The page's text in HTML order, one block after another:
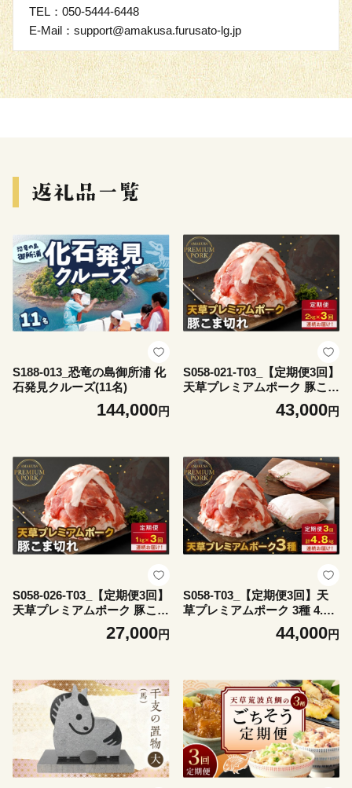
TEL：050-5444-6448
E-Mail：support@amakusa.furusato-lg.jp
S188-013_恐竜の島御所浦 化
石発見クルーズ(11名)
144,000円
S058-021-T03_【定期便3回】
天草プレミアムポーク 豚こま
切れ約2.0kg(約500g×4パッ
43,000円
S058-026-T03_【定期便3回】
天草プレミアムポーク 豚こま
切れ約1.0kg(約500g×2パッ
27,000円
S058-T03_【定期便3回】天
草プレミアムポーク 3種 4.8k
g(豚バラ、豚こま切れ、豚ロ
44,000円